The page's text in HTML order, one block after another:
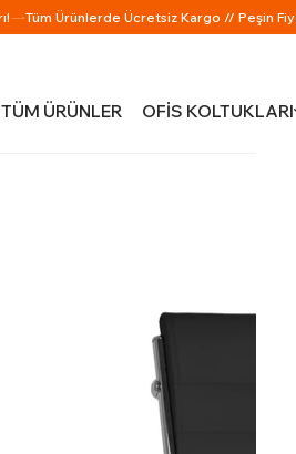
TÜM ÜRÜNLER OFİS KOLTUKLARI